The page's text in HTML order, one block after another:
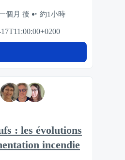
個月 後 約1小時
: les évolutions
incendie